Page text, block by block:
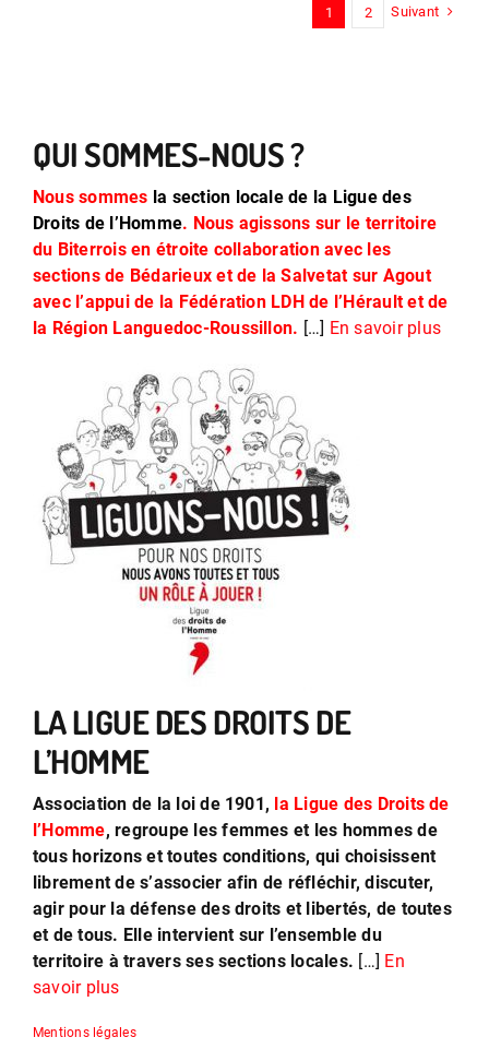
1 2 Suivant
QUI SOMMES-NOUS ?
Nous sommes la section locale de la Ligue des
Droits de l’Homme. Nous agissons sur le territoire
du Biterrois en étroite collaboration avec les
sections de Bédarieux et de la Salvetat sur Agout
avec l’appui de la Fédération LDH de l’Hérault et de
la Région Languedoc-Roussillon. […] En savoir plus
LA LIGUE DES DROITS DE
L’HOMME
Association de la loi de 1901, la Ligue des Droits de
l’Homme, regroupe les femmes et les hommes de
tous horizons et toutes conditions, qui choisissent
librement de s’associer afin de réfléchir, discuter,
agir pour la défense des droits et libertés, de toutes
et de tous. Elle intervient sur l’ensemble du
territoire à travers ses sections locales. […] En
savoir plus
Mentions légales